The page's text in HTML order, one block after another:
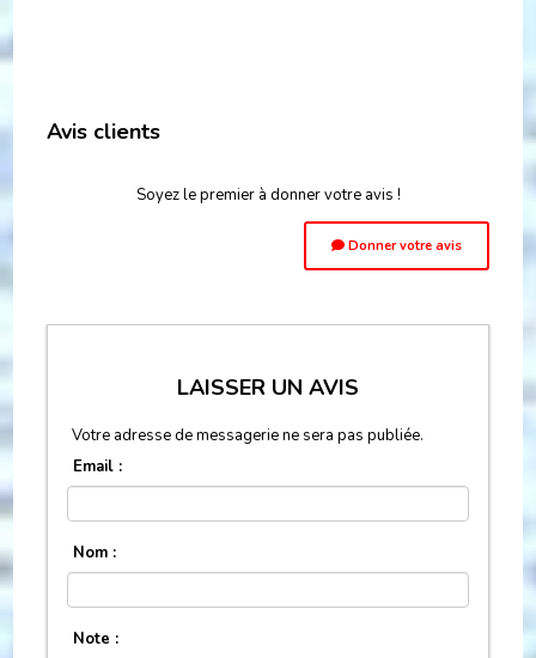
Avis clients
Soyez le premier à donner votre avis !
Donner votre avis
LAISSER UN AVIS
Votre adresse de messagerie ne sera pas publiée.
Email :
Nom :
Note :